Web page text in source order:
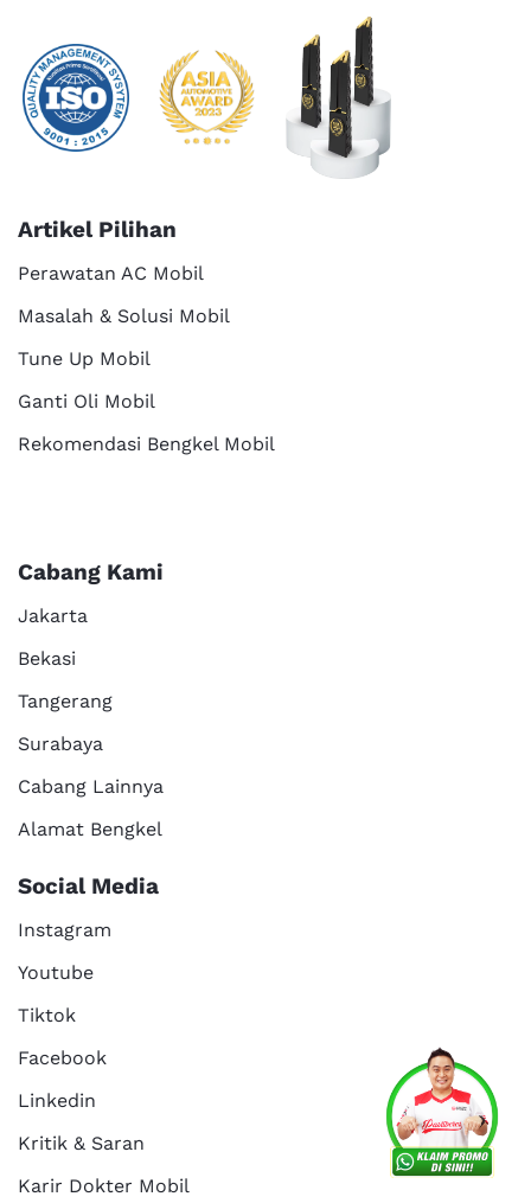
Artikel Pilihan
Perawatan AC Mobil
Masalah & Solusi Mobil
Tune Up Mobil
Ganti Oli Mobil
Rekomendasi Bengkel Mobil
Cabang Kami
Jakarta
Bekasi
Tangerang
Surabaya
Cabang Lainnya
Alamat Bengkel
Social Media
Instagram
Youtube
Tiktok
Facebook
Linkedin
Kritik & Saran
Karir Dokter Mobil